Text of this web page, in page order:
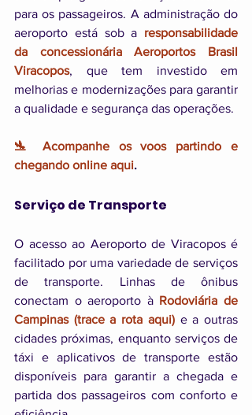
para os passageiros. A administração do
aeroporto está sob a responsabilidade
da concessionária Aeroportos Brasil
Viracopos, que tem investido em
melhorias e modernizações para garantir
a qualidade e segurança das operações.
🛬 Acompanhe os voos partindo e
chegando online aqui.
Serviço de Transporte
O acesso ao Aeroporto de Viracopos é
facilitado por uma variedade de serviços
de transporte. Linhas de ônibus
conectam o aeroporto à Rodoviária de
Campinas (trace a rota aqui) e a outras
cidades próximas, enquanto serviços de
táxi e aplicativos de transporte estão
disponíveis para garantir a chegada e
partida dos passageiros com conforto e